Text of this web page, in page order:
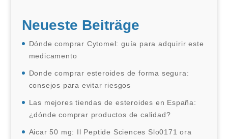
Neueste Beiträge
Dónde comprar Cytomel: guía para adquirir este
medicamento
Donde comprar esteroides de forma segura:
consejos para evitar riesgos
Las mejores tiendas de esteroides en España:
¿dónde comprar productos de calidad?
Aicar 50 mg: Il Peptide Sciences Slo0171 ora